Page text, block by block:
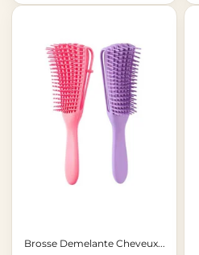
Brosse Demelante Cheveux...